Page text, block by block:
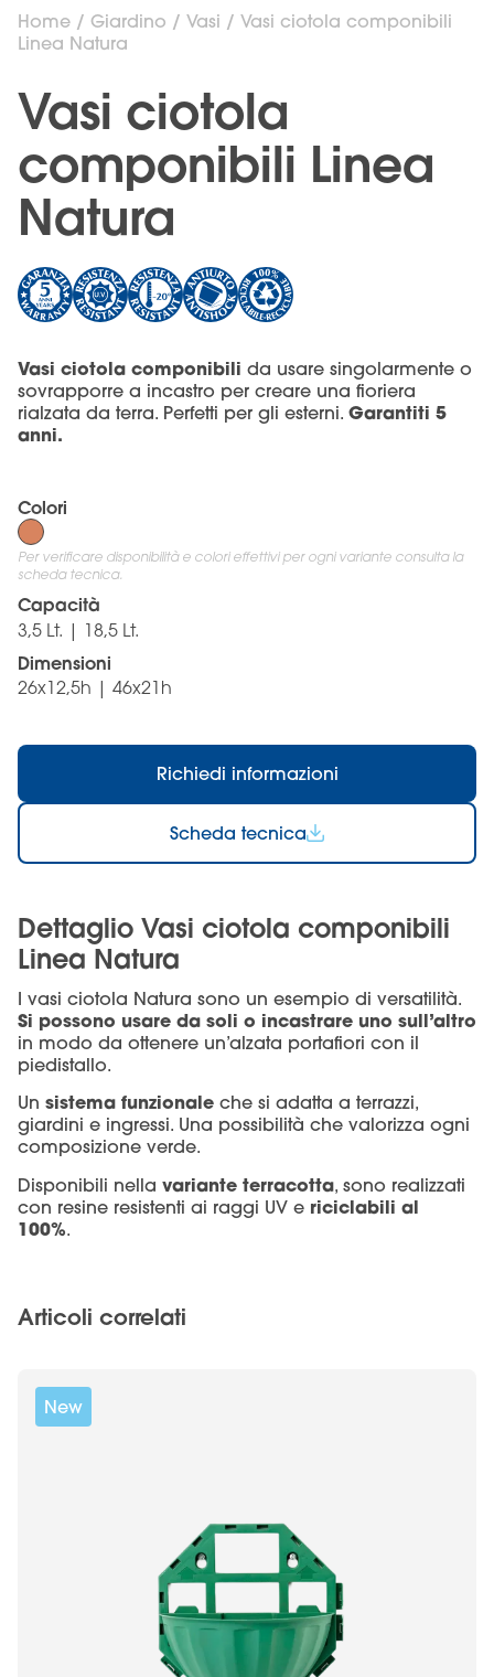
Home / Giardino / Vasi / Vasi ciotola componibili
Linea Natura
Vasi ciotola
componibili Linea
Natura
Vasi ciotola componibili da usare singolarmente o
sovrapporre a incastro per creare una fioriera
rialzata da terra. Perfetti per gli esterni. Garantiti 5
anni.
Colori
Per verificare disponibilità e colori effettivi per ogni variante consulta la
scheda tecnica.
Capacità
3,5 Lt. | 18,5 Lt.
Dimensioni
26x12,5h | 46x21h
Richiedi informazioni
Scheda tecnica
Dettaglio Vasi ciotola componibili
Linea Natura
I vasi ciotola Natura sono un esempio di versatilità.
Si possono usare da soli o incastrare uno sull’altro
in modo da ottenere un’alzata portafiori con il
piedistallo.
Un sistema funzionale che si adatta a terrazzi,
giardini e ingressi. Una possibilità che valorizza ogni
composizione verde.
Disponibili nella variante terracotta, sono realizzati
con resine resistenti ai raggi UV e riciclabili al
100%.
Articoli correlati
New